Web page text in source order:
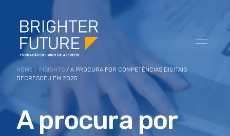
HOME / INSIGHTS / A PROCURA POR COMPETÊNCIAS DIGITAIS
DECRESCEU EM 2025
A procura por